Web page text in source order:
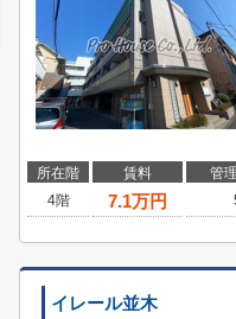
所在階 賃料
管
4階
7.1万円
イレール並木